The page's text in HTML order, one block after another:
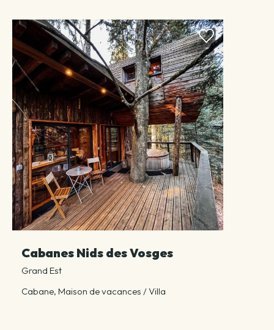
Cabanes Nids des Vosges
Grand Est
Cabane, Maison de vacances / Villa